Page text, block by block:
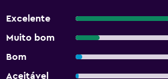
Excelente
Muito bom
Bom
Aceitável